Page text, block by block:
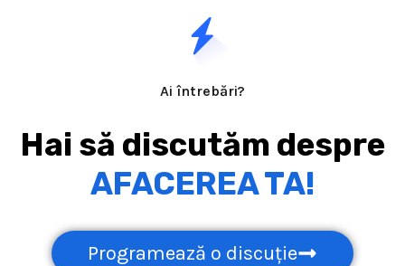
Ai întrebări?
Hai să discutăm despre
AFACEREA TA!
Programează o discuție